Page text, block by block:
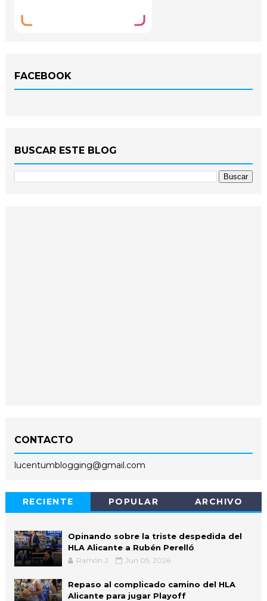
FACEBOOK
BUSCAR ESTE BLOG
CONTACTO
lucentumblogging@gmail.com
RECIENTE POPULAR ARCHIVO
Opinando sobre la triste despedida del
HLA Alicante a Rubén Perelló
Ramón J. Jun 05, 2026
Repaso al complicado camino del HLA
Alicante para jugar Playoff